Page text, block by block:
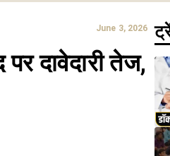
June 3, 2026
दावेदारी तेज,